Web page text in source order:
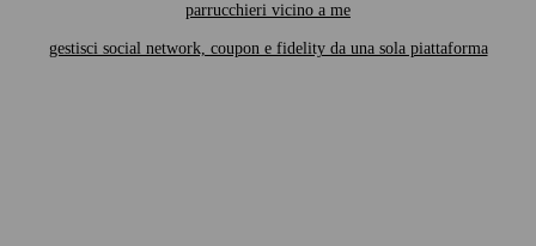
parrucchieri vicino a me
gestisci social network, coupon e fidelity da una sola piattaforma